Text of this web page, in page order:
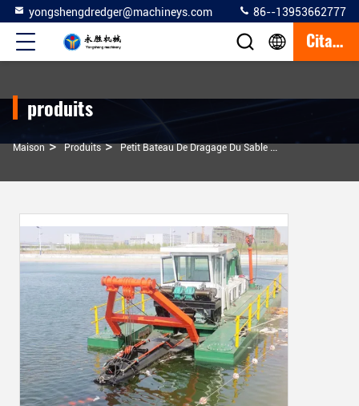
yongshengdredger@machineys.com 86--13953662777
Citation
produits
Maison > Produits > Petit Bateau De Dragage Du Sable >